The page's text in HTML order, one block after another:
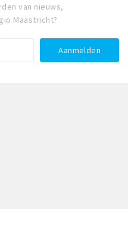
van nieuws,
Maastricht?